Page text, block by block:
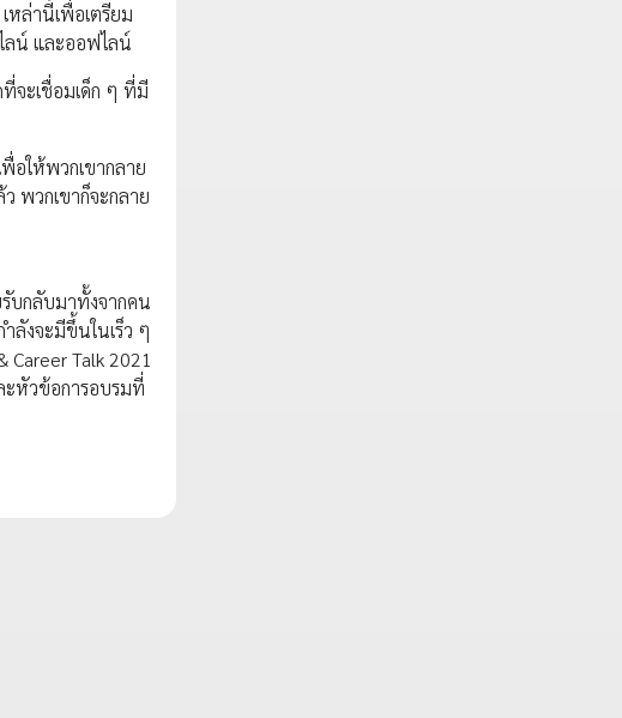
หล่านี้เพื่อเตรียม
ลน์ และออฟไลน์
จะเชื่อมเด็ก ๆ ที่มี
อให้พวกเขากลาย
พวกเขาก็จะกลาย
บกลับมาทั้งจากคน
ลังจะมีขึ้นในเร็ว ๆ
Talk 2021
ะหัวข้อการอบรมที่